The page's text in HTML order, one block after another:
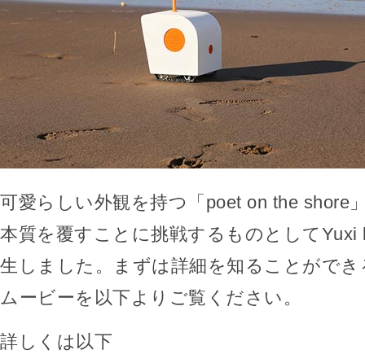
可愛らしい外観を持つ「poet on the shore
本質を覆すことに挑戦するものとしてYuxi
生しました。まずは詳細を知ることがで
ムービーを以下よりご覧ください。
詳しくは以下